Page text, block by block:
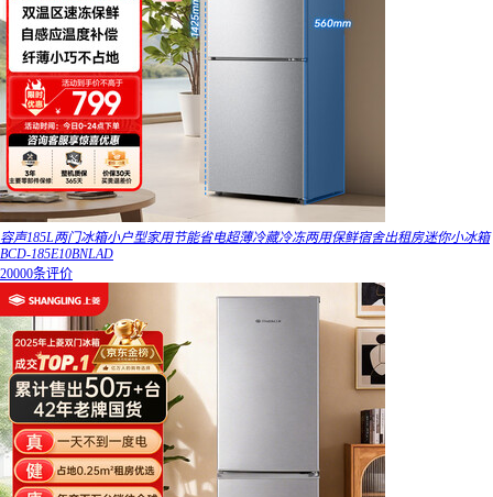
容声185L两门冰箱小户型家用节能省电超薄冷藏冷冻两用保鲜宿舍出租房迷你小冰箱
BCD-185E10BNLAD
20000条评价